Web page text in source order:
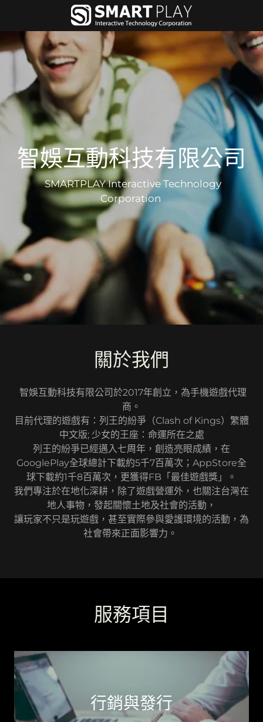
智娛互動科技有限公司
SMARTPLAY Interactive Technology
Corporation
關於我們
智娛互動科技有限公司於2017年創立，為手機遊戲代理
商。
目前代理的遊戲有：列王的紛爭（Clash of Kings）繁體
中文版; 少女的王座：命運所在之處
列王的紛爭已經邁入七周年，創造亮眼成績，在
GooglePlay全球總計下載約5千7百萬次；AppStore全
球下載約1千8百萬次，更獲得FB「最佳遊戲獎」。
我們專注於在地化深耕，除了遊戲營運外，也關注台灣在
地人事物，發起關懷土地及社會的活動，
讓玩家不只是玩遊戲，甚至實際參與愛護環境的活動，為
社會帶來正面影響力。
服務項目
行銷與發行